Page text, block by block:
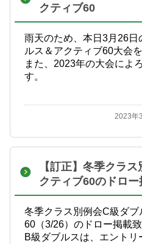
クティブ60
雨天のため、本日3月26
ルス＆アクティブ60大会
また、2023年の大会によ
す。
2023年
【訂正】冬季クラ
クティブ60のドロー
冬季クラス別例会C級ダ
60（3/26）のドロー掲載致
B級ダブルスは、エントリ